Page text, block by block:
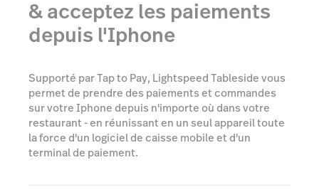
& acceptez les paiements
depuis l'Iphone
Supporté par Tap to Pay, Lightspeed Tableside vous
permet de prendre des paiements et commandes
sur votre Iphone depuis n'importe où dans votre
restaurant - en réunissant en un seul appareil toute
la force d'un logiciel de caisse mobile et d'un
terminal de paiement.